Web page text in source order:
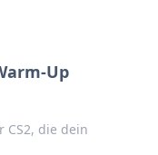
Up
CS2, die dein